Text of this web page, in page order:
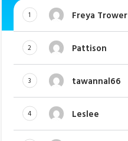
1 Freya Trower
2 Pattison
3 tawannal66
4 Leslee